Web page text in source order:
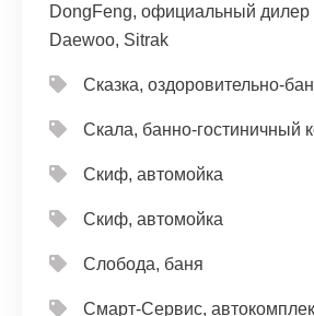
DongFeng, официальный дилер
Daewoo, Sitrak
Сказка, оздоровительно-
Скала, банно-гостиничный
Скиф, автомойка
Скиф, автомойка
Слобода, баня
Смарт-Сервис,